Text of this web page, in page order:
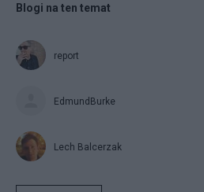
Blogi na ten temat
report
EdmundBurke
Lech Balcerzak